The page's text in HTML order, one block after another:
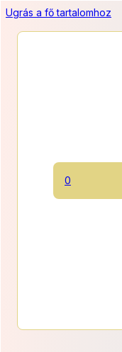
Ugrás a fő tartalomhoz
0